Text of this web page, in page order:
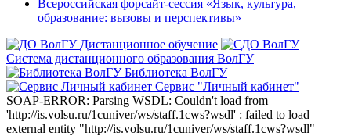
Всероссийская форсайт-сессия «Язык, культура,
образование: вызовы и перспективы»
Дистанционное обучение
Система дистанционного образования ВолГУ
Библиотека ВолГУ
Сервис "Личный кабинет"
SOAP-ERROR: Parsing WSDL: Couldn't load from
'http://is.volsu.ru/1cuniver/ws/staff.1cws?wsdl' : failed to load
external entity "http://is.volsu.ru/1cuniver/ws/staff.1cws?wsdl"